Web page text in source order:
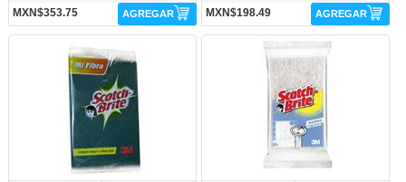
MXN$353.75 AGREGAR MXN$198.49 AGREGAR
3M-FIBRABANO-3M